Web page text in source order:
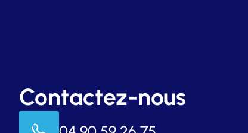
Contactez-nous